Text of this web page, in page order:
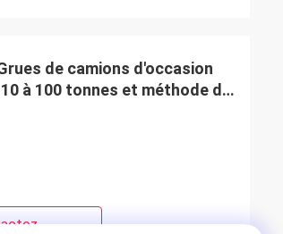
de camions d'occasion
à 100 tonnes et méthode de